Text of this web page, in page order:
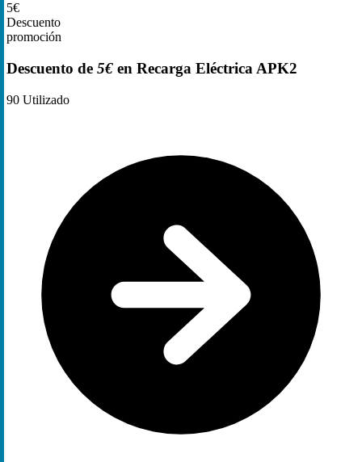
5€
Descuento
promoción
Descuento de 5€ en Recarga Eléctrica APK2
90 Utilizado